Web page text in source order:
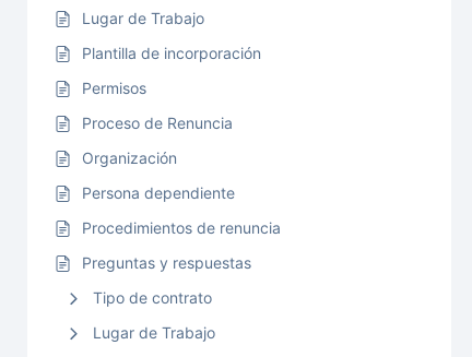
Lugar de Trabajo
Plantilla de incorporación
Permisos
Proceso de Renuncia
Organización
Persona dependiente
Procedimientos de renuncia
Preguntas y respuestas
Tipo de contrato
Lugar de Trabajo